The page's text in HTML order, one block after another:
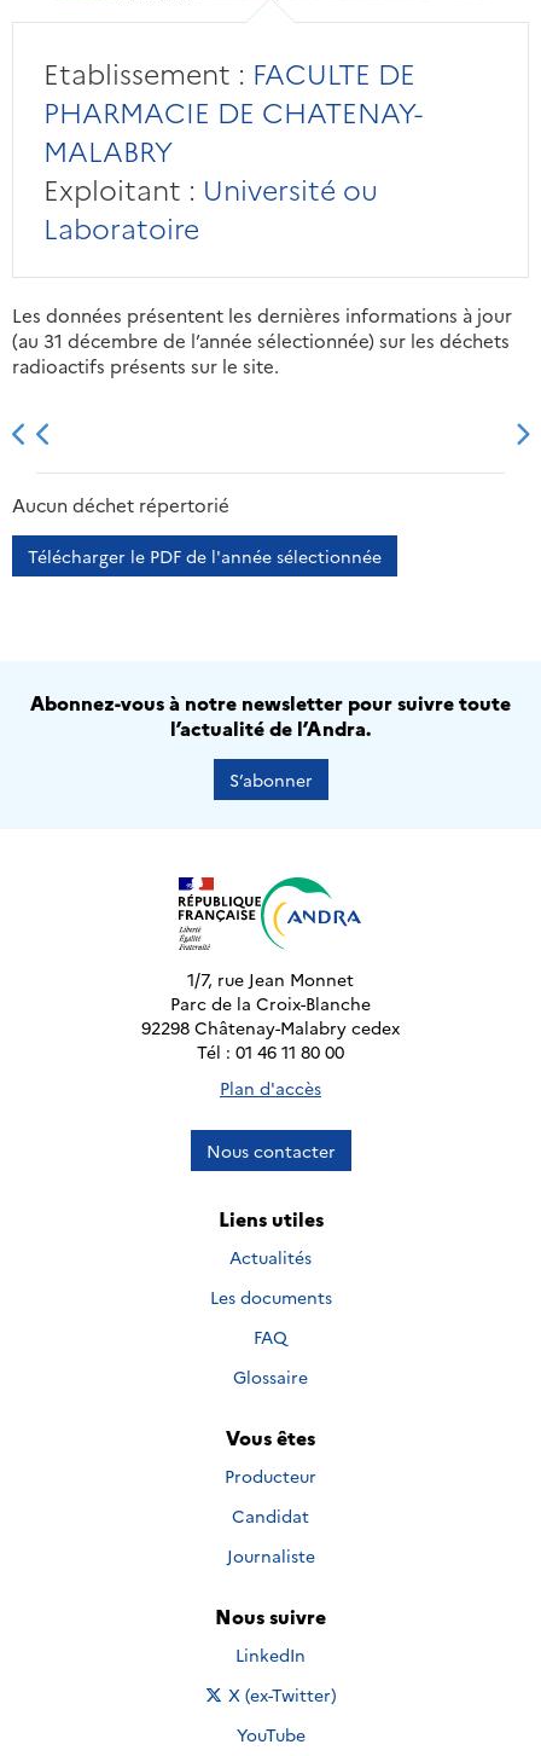
Etablissement : FACULTE DE
PHARMACIE DE CHATENAY-
MALABRY
Exploitant : Université ou
Laboratoire
Les données présentent les dernières informations à jour
(au 31 décembre de l’année sélectionnée) sur les déchets
radioactifs présents sur le site.
2013 2014
Aucun déchet répertorié
Télécharger le PDF de l'année sélectionnée
Abonnez-vous à notre newsletter pour suivre toute
l’actualité de l’Andra.
S’abonner
1/7, rue Jean Monnet
Parc de la Croix-Blanche
92298 Châtenay-Malabry cedex
Tél : 01 46 11 80 00
Plan d'accès
Nous contacter
Liens utiles
Actualités
Les documents
FAQ
Glossaire
Vous êtes
Producteur
Candidat
Journaliste
Nous suivre
Nous suivre sur
LinkedIn
Nous suivre sur
X (ex-Twitter)
Nous suivre sur
YouTube